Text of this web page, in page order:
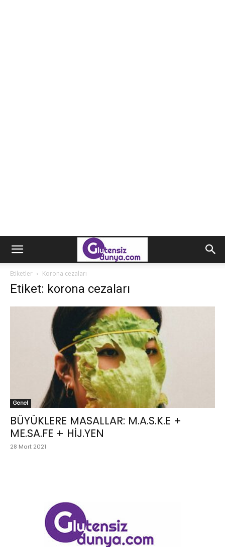
Etiketler Korona cezaları
Etiket: korona cezaları
Genel
BÜYÜKLERE MASALLAR: M.A.S.K.E +
ME.SA.FE + HİJ.YEN
28 Mart 2021